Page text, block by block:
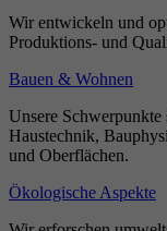
Wir entwickeln und
Produktions- und
Bauen & Wohnen
Unsere Schwerpunkte
Haustechnik,
und Oberflächen.
Ökologische Aspekte